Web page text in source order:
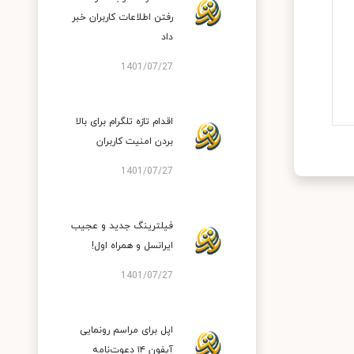
رفتن اطلاعات کاربران خبر
داد
1401/07/27
اقدام تازه تلگرام برای بالا
بردن امنیت کاربران
1401/07/27
فیلترینگ جدید و عجیب
ایرانسل و همراه اول!
1401/07/27
اپل برای مراسم رونمایی
آیفون ۱۴ دعوت‌نامه